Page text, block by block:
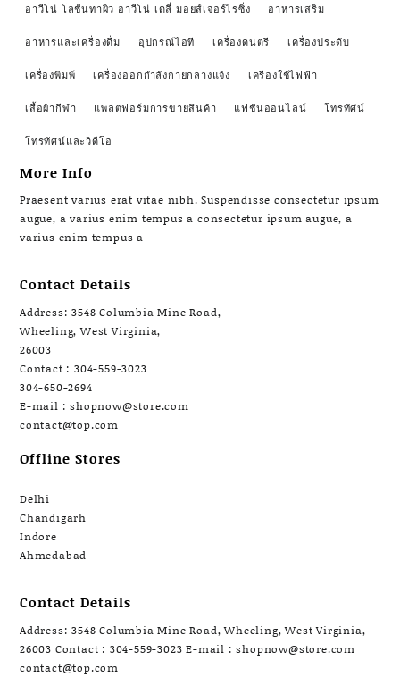
อาวีโน่ โลชั่นทาผิว อาวีโน่ เดลี่ มอยส์เจอร์ไรซิ่ง อาหารเสริม
อาหารและเครื่องดื่ม อุปกรณ์ไอที เครื่องดนตรี เครื่องประดับ
เครื่องพิมพ์ เครื่องออกกำลังกายกลางแจ้ง เครื่องใช้ไฟฟ้า
เสื้อผ้ากีฬา แพลตฟอร์มการขายสินค้า แฟชั่นออนไลน์ โทรทัศน์
โทรทัศน์และวิดีโอ
More Info
Praesent varius erat vitae nibh. Suspendisse consectetur ipsum
augue, a varius enim tempus a consectetur ipsum augue, a
varius enim tempus a
Contact Details
Address: 3548 Columbia Mine Road,
Wheeling, West Virginia,
26003
Contact : 304-559-3023
304-650-2694
E-mail : shopnow@store.com
contact@top.com
Offline Stores
Delhi
Chandigarh
Indore
Ahmedabad
Contact Details
Address: 3548 Columbia Mine Road, Wheeling, West Virginia,
26003 Contact : 304-559-3023 E-mail : shopnow@store.com
contact@top.com